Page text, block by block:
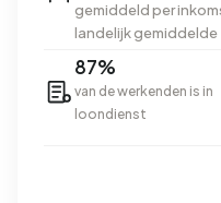
gemiddeld per
landelijk gemiddelde
87%
van de werkenden is in
loondienst